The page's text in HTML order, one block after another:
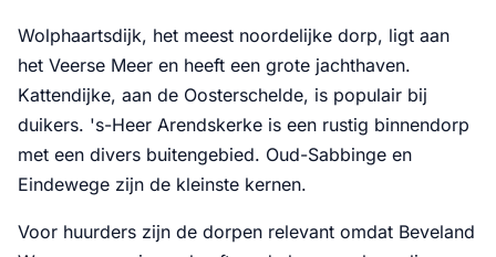
Wolphaartsdijk, het meest noordelijke dorp, ligt aan
het Veerse Meer en heeft een grote jachthaven.
Kattendijke, aan de Oosterschelde, is populair bij
duikers. 's-Heer Arendskerke is een rustig binnendorp
met een divers buitengebied. Oud-Sabbinge en
Eindewege zijn de kleinste kernen.
Voor huurders zijn de dorpen relevant omdat Beveland